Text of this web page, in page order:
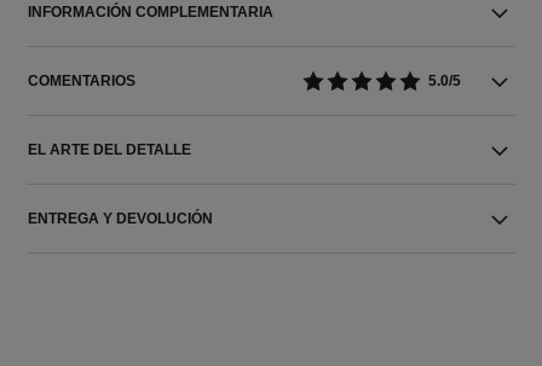
INFORMACIÓN COMPLEMENTARIA
COMENTARIOS 5.0/5
EL ARTE DEL DETALLE
ENTREGA Y DEVOLUCIÓN